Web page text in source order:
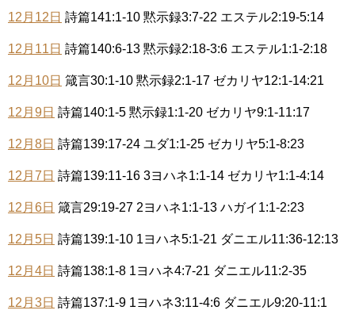
12月12日 詩篇141:1-10 黙示録3:7-22 エステル2:19-5:14
12月11日 詩篇140:6-13 黙示録2:18-3:6 エステル1:1-2:18
12月10日 箴言30:1-10 黙示録2:1-17 ゼカリヤ12:1-14:21
12月9日 詩篇140:1-5 黙示録1:1-20 ゼカリヤ9:1-11:17
12月8日 詩篇139:17-24 ユダ1:1-25 ゼカリヤ5:1-8:23
12月7日 詩篇139:11-16 3ヨハネ1:1-14 ゼカリヤ1:1-4:14
12月6日 箴言29:19-27 2ヨハネ1:1-13 ハガイ1:1-2:23
12月5日 詩篇139:1-10 1ヨハネ5:1-21 ダニエル11:36-12:13
12月4日 詩篇138:1-8 1ヨハネ4:7-21 ダニエル11:2-35
12月3日 詩篇137:1-9 1ヨハネ3:11-4:6 ダニエル9:20-11:1